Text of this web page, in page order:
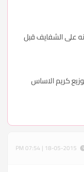
على الشفايف قبل
كريم الاساس